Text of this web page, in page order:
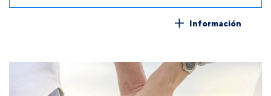
Información